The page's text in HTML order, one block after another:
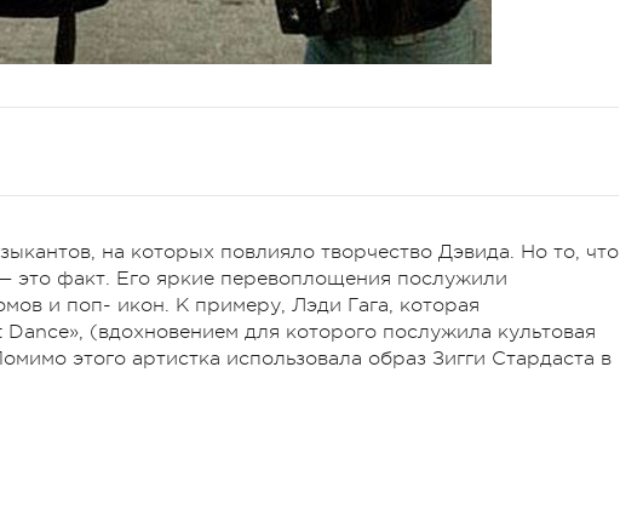
на которых повлияло творчество Дэвида. Но то, что
это факт. Его яркие перевоплощения послужили
и поп- икон. К примеру, Лэди Гага, которая
(вдохновением для которого послужила культовая
этого артистка использовала образ Зигги Стардаста в